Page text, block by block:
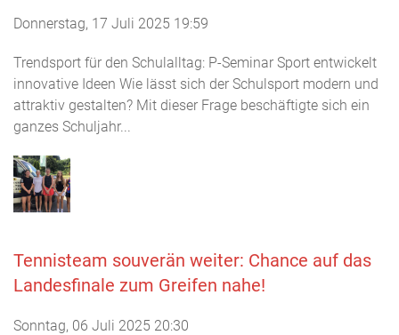
Donnerstag, 17 Juli 2025 19:59
Trendsport für den Schulalltag: P-Seminar Sport entwickelt
innovative Ideen Wie lässt sich der Schulsport modern und
attraktiv gestalten? Mit dieser Frage beschäftigte sich ein
ganzes Schuljahr...
Tennisteam souverän weiter: Chance auf das
Landesfinale zum Greifen nahe!
Sonntag, 06 Juli 2025 20:30